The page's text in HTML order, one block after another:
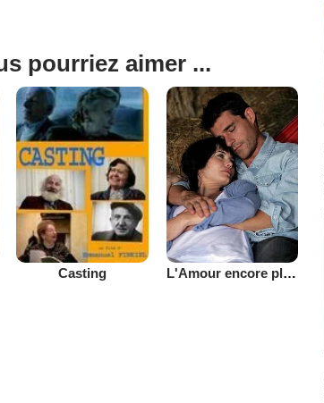
pourriez aimer ...
Casting L'Amour encore plus vache